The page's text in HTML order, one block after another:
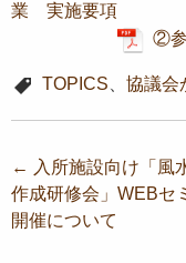
業 実施要項
②参
TOPICS 協議会
投
稿
← 入所施設向け「風
作成研修会」WEBセ
開催について